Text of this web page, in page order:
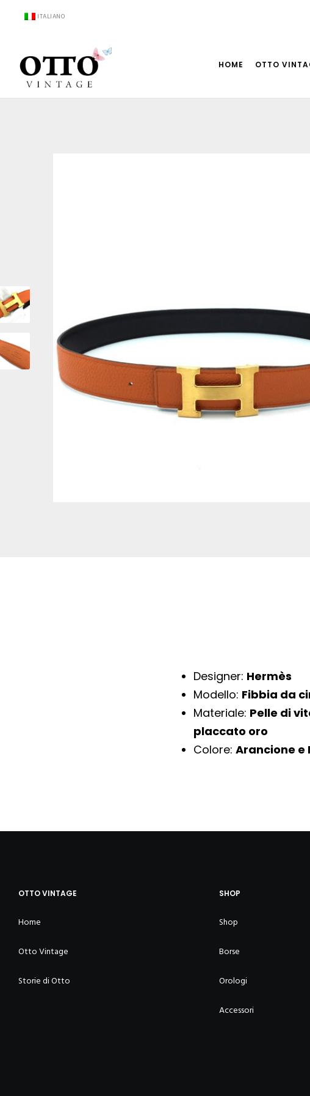
ITALIANO
HOME OTTO
Designer: Hermès
Modello: Fibbia da
Materiale: Pelle di
placcato oro
Colore: Arancione e
OTTO VINTAGE
Home
Otto Vintage
Storie di Otto
SHOP
Shop
Borse
Orologi
Accessori